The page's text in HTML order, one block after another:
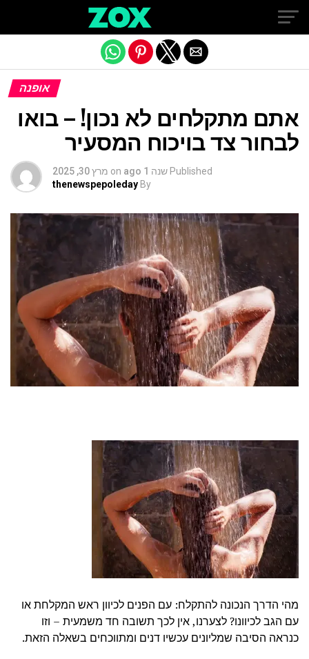
אופנה
אתם מתקלחים לא נכון! – בואו
לבחור צד בויכוח המסעיר
Published שנה 1 ago on מרץ 30, 2025
By
thenewspepoleday
מהי הדרך הנכונה להתקלח: עם הפנים לכיוון ראש המקלחת או
עם הגב לכיוונו? לצערנו, אין לכך תשובה חד משמעית – וזו
כנראה הסיבה שמליונים עכשיו דנים ומתווכחים בשאלה הזאת.
Exit mobile version